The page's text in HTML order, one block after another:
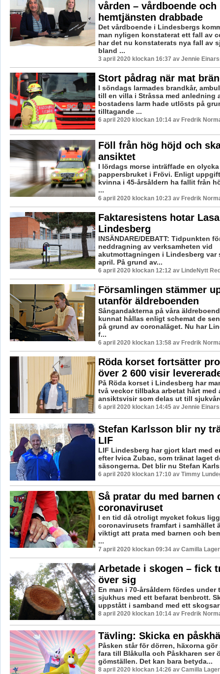
vården – vårdboende och
hemtjänsten drabbade
Det vårdboende i Lindesbergs
man nyligen konstaterat ett fall av
har det nu konstaterats nya fall av
bland ...
3 april 2020 klockan 16:37 av Jennie
Stort pådrag när mat
I söndags larmades brandkår,
till en villa i Stråssa med anledning
bostadens larm hade utlösts på
tilltagande ...
6 april 2020 klockan 10:14 av Fredrik
Föll från hög höjd och
ansiktet
I lördags morse inträffade en olycka
pappersbruket i Frövi. Enligt
kvinna i 45-årsåldern ha fallit från
...
6 april 2020 klockan 10:23 av Fredrik
Faktaresistens hotar
Lindesberg
INSÄNDARE/DEBATT: Tidpunkten
neddragning av verksamheten vid
akutmottagningen i Lindesberg var
april. På grund av...
6 april 2020 klockan 12:12 av LindeNytt
Församlingen stämmer
utanför äldreboenden
Sångandakterna på våra
kunnat hållas enligt schemat de
på grund av coronaläget. Nu har
f...
6 april 2020 klockan 13:58 av Fredrik
Röda korset fortsätter
över 2 600 visir
På Röda korset i Lindesberg har
två veckor tillbaka arbetat hårt med
ansiktsvisir som delas ut till
6 april 2020 klockan 14:45 av Jennie
Stefan Karlsson blir ny
LIF
LIF Lindesberg har gjort klart med
efter Ivica Zubac, som tränat laget
säsongerna. Det blir nu Stefan
6 april 2020 klockan 17:10 av Timmy
Så pratar du med barnen
coronaviruset
I en tid då otroligt mycket fokus
coronavirusets framfart i samhället
viktigt att prata med barnen och
...
7 april 2020 klockan 09:34 av Camilla
Arbetade i skogen – fick
över sig
En man i 70-årsåldern fördes under
sjukhus med ett befarat benbrott.
uppstått i samband med ett
8 april 2020 klockan 10:14 av Fredrik
Tävling: Skicka en
Påsken står för dörren, häxorna
fara till Blåkulla och Påskharen ser
gömställen. Det kan bara betyda...
8 april 2020 klockan 14:26 av Camilla